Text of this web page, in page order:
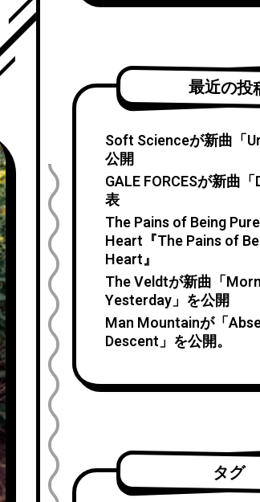
最近の投
Soft Scienceが新曲「
公開
GALE FORCESが新曲
表
The Pains of Being
Heart『The Pains of
Heart』
The Veldtが新曲「
Yesterday」を公開
Man Mountainが「
Descent」を公開。
タグ